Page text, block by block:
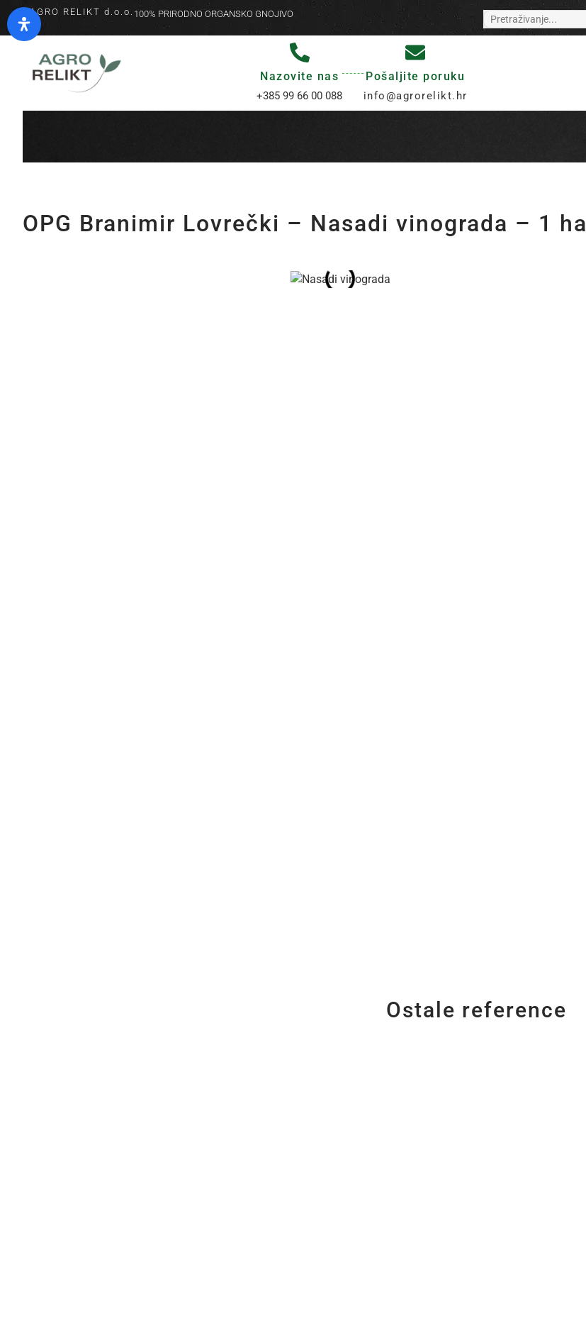
AGRO RELIKT d.o.o. 100% PRIRODNO ORGANSKO GNOJIVO
Nazovite nas
+385 99 66 00 088
Pošaljite poruku
info@agrorelikt.hr
OPG Branimir Lovrečki – Nasadi vinograda – 1 ha
Ostale reference